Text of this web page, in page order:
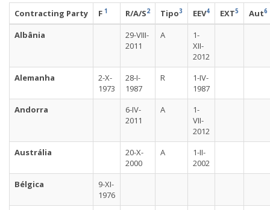
Contracting Party F 1 R/A/S2 Tipo3 EEV4 EXT5 Aut6
Albânia
29-VIII-
2011
A
1-
XII-
2012
Alemanha
2-X-
1973
28-I-
1987
R
1-IV-
1987
Andorra
6-IV-
2011
A
1-
VII-
2012
Austrália
20-X-
2000
A
1-II-
2002
Bélgica
9-XI-
1976